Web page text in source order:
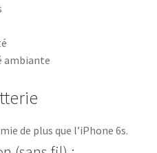
ambiante
de plus que l’iPhone 6s.